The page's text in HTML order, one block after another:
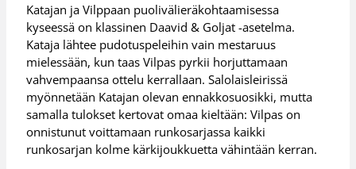
Katajan ja Vilppaan puolivälieräkohtaamisessa
kyseessä on klassinen Daavid & Goljat -asetelma.
Kataja lähtee pudotuspeleihin vain mestaruus
mielessään, kun taas Vilpas pyrkii horjuttamaan
vahvempaansa ottelu kerrallaan. Salolaisleirissä
myönnetään Katajan olevan ennakkosuosikki, mutta
samalla tulokset kertovat omaa kieltään: Vilpas on
onnistunut voittamaan runkosarjassa kaikki
runkosarjan kolme kärkijoukkuetta vähintään kerran.